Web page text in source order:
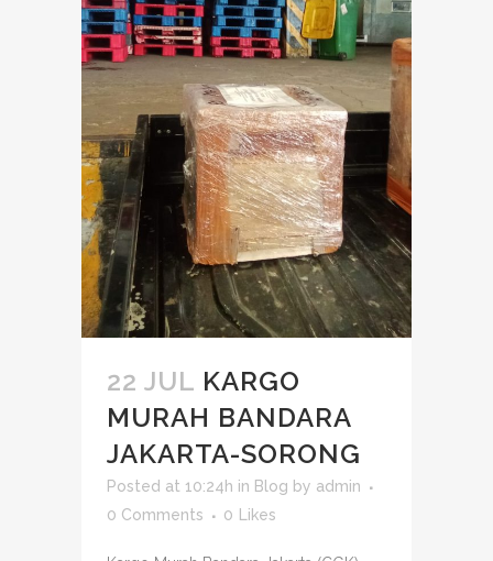
22 JUL KARGO
MURAH BANDARA
JAKARTA-SORONG
Posted at 10:24h in Blog by admin
0 Comments
0 Likes